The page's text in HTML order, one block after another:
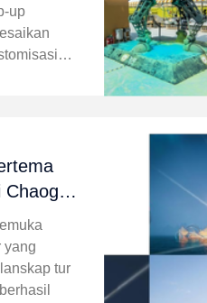
up
Chaoge
yang
tur